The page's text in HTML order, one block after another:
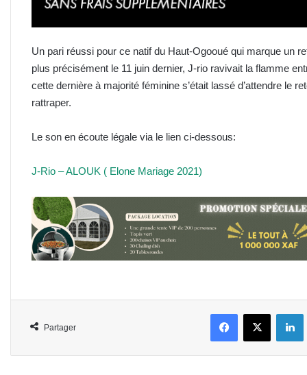
Un pari réussi pour ce natif du Haut-Ogooué qui marque un
plus précisément le 11 juin dernier, J-rio ravivait la flamme
cette dernière à majorité féminine s’était lassé d’attendre le
rattraper.
Le son en écoute légale via le lien ci-dessous:
J-Rio – ALOUK ( Elone Mariage 2021)
Partager
FacebookX